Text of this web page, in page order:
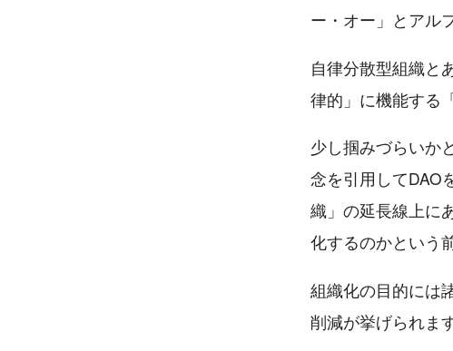
ー・オー」とアル
自律分散型組織と
律的」に機能する
少し掴みづらいか
念を引用してDAO
織」の延長線上に
化するのかという
組織化の目的には
削減が挙げられま